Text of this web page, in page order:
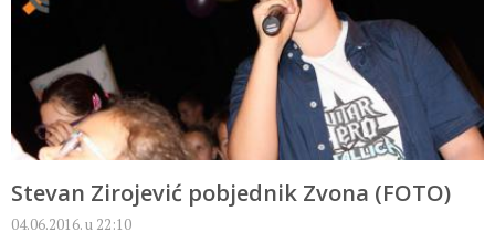
Stevan Zirojević pobjednik Zvona (FOTO)
04.06.2016. u 22:10